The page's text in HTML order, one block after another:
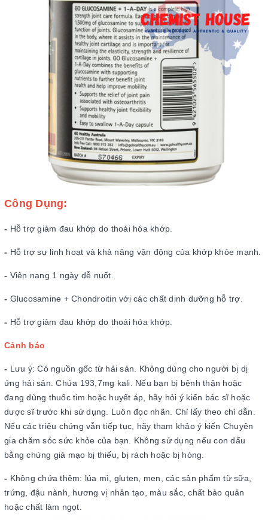
Công Dụng:
- Hỗ trợ giảm đau khớp do thoái hóa khớp.
- Hỗ trợ sự linh hoạt và khả năng vận động của khớp khỏe mạnh.
- Viên nang 1 ngày dễ nuốt.
- Glucosamine + Chondroitin với các chất dinh dưỡng hỗ trợ.
- Hỗ trợ giảm đau khớp do thoái hóa khớp.
Cảnh báo
- Lưu ý: Có nguồn gốc từ hải sản. Không dùng cho người bị dị
ứng hải sản. Chứa 193,7mg kali. Nếu bạn bị bệnh thận hoặc
đang dùng thuốc tim hoặc huyết áp, hãy hỏi ý kiến ​​bác sĩ hoặc
dược sĩ trước khi sử dụng. Luôn đọc nhãn. Chỉ lấy theo chỉ dẫn.
Nếu các triệu chứng vẫn tiếp tục, hãy tham khảo ý kiến ​​Chuyên
gia chăm sóc sức khỏe của bạn. Không sử dụng nếu con dấu
bằng chứng giả mạo bị thiếu, bị rách hoặc bị hỏng.
- Không chứa thêm: lúa mì, gluten, men, các sản phẩm từ sữa,
trứng, đậu nành, hương vị nhân tạo, màu sắc, chất bảo quản
hoặc chất làm ngọt.